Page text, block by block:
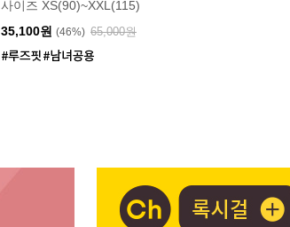
사이즈 XS(90)~XXL(115)
35,100원 (46%) 65,000원